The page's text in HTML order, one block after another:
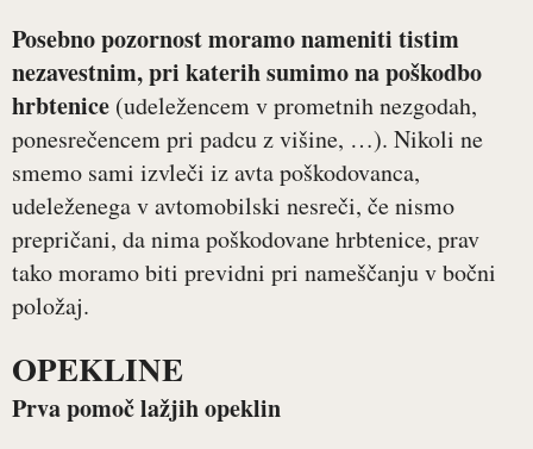
Posebno pozornost moramo nameniti tistim
nezavestnim, pri katerih sumimo na poškodbo
hrbtenice (udeležencem v prometnih nezgodah,
ponesrečencem pri padcu z višine, …). Nikoli ne
smemo sami izvleči iz avta poškodovanca,
udeleženega v avtomobilski nesreči, če nismo
prepričani, da nima poškodovane hrbtenice, prav
tako moramo biti previdni pri nameščanju v bočni
položaj.
OPEKLINE
Prva pomoč lažjih opeklin